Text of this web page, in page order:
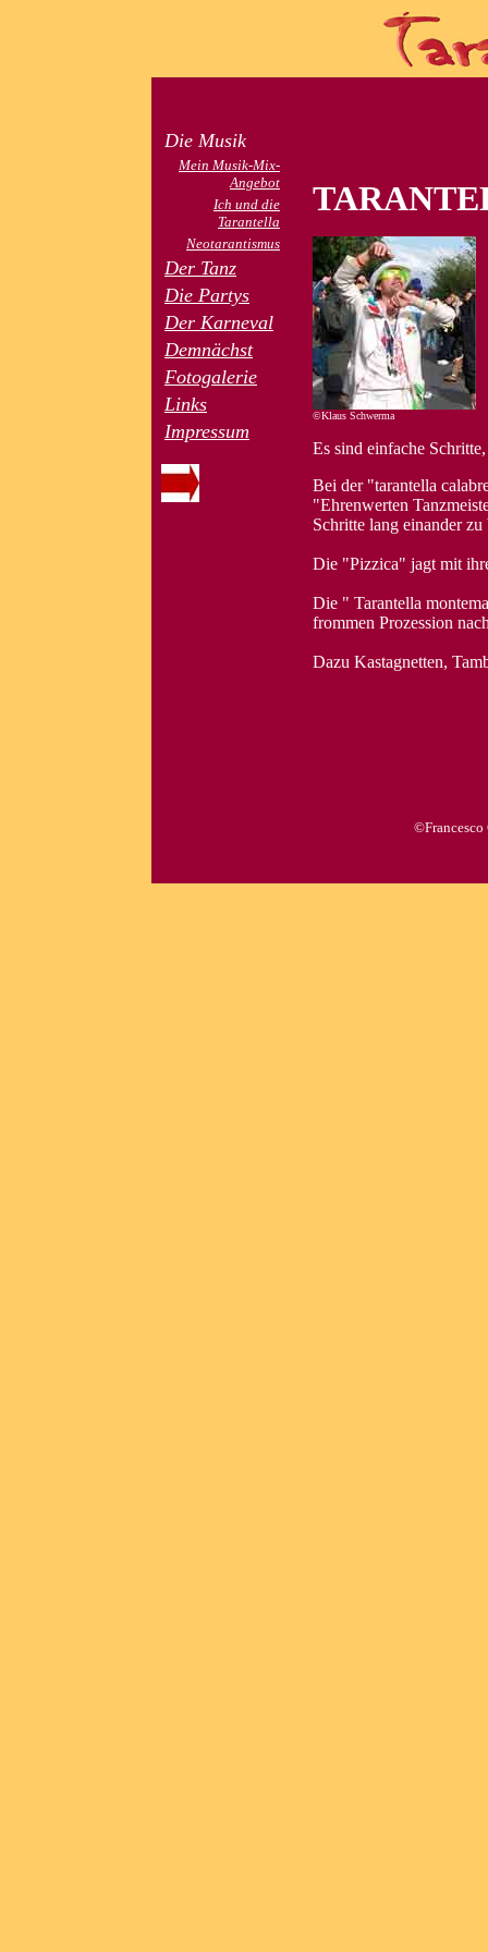
Die Musik
Mein Musik-Mix-
Angebot
Ich und die
Tarantella
Neotarantismus
Der Tanz
Die Partys
Der Karneval
Demnächst
Fotogalerie
Links
Impressum
©Klaus Schwerma
Es sind einfache
Bei der "tarantella
"Ehrenwerten
Schritte lang einander zu
Die "Pizzica" jagt mit
Die " Tarantella
frommen Prozession
Dazu Kastagnetten,